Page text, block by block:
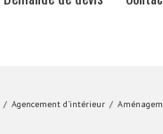
Agencement d'intérieur